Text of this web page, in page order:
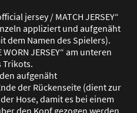
jersey / MATCH JERSEY“
appliziert und aufgenäht
dem Namen des Spielers).
JERSEY“ am unteren
Trikots.
aufgenäht
der Rückenseite (dient zur
Hose, damit es bei einem